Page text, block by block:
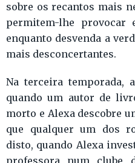
sobre os recantos mais
permitem-lhe
enquanto desvenda a
mais desconcertantes.
Na terceira temporada,
quando um autor de
morto e Alexa descobre
que qualquer um dos
disto, quando Alexa